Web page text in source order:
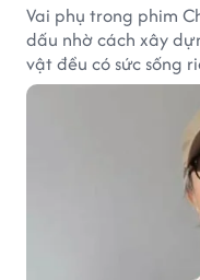
Vai phụ trong phim
dấu nhờ cách xây
vật đều có sức sống